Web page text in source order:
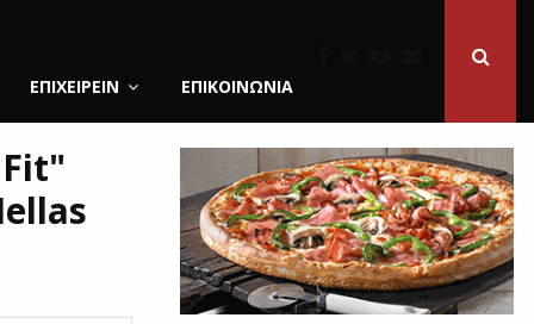
ΕΠΙΧΕΙΡΕΙΝ ΕΠΙΚΟΙΝΩΝΊΑ